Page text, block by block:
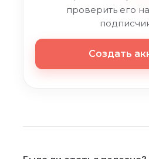
проверить его
Создать